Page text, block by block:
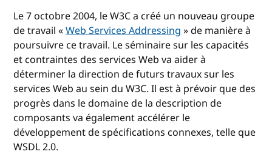
Le 7 octobre 2004, le W3C a créé un nouveau groupe
de travail «Web Services Addressing» de manière à
poursuivre ce travail. Le séminaire sur les capacités
et contraintes des services Web va aider à
déterminer la direction de futurs travaux sur les
services Web au sein du W3C. Il est à prévoir que des
progrès dans le domaine de la description de
composants va également accélérer le
développement de spécifications connexes, telle que
WSDL 2.0.